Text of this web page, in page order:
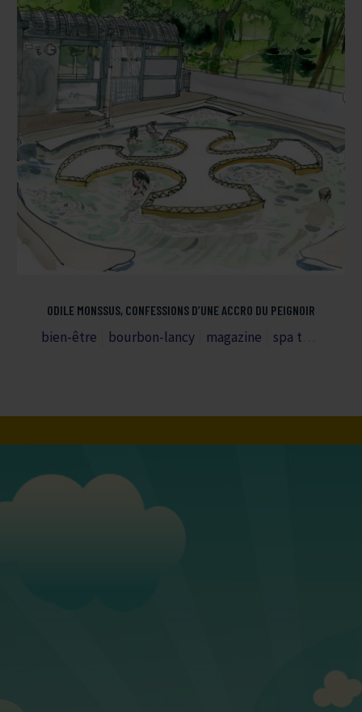
ODILE MONSSUS, CONFESSIONS D’UNE ACCRO DU PEIGNOIR
bien-être bourbon-lancy magazine spa thermal